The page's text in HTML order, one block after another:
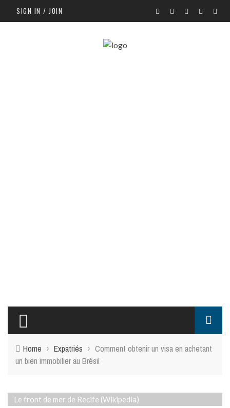
SIGN IN / JOIN
Home › Expatriés › Comment obtenir un visa en achetant
un bien immobilier au Brésil
Le front de mer de Recife (Wikipedia)